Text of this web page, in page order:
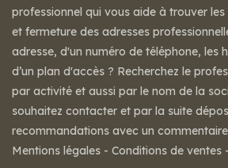
professionnel qui vous aide à trouver les
et fermeture des adresses
adresse, d'un numéro de téléphone, les
d’un plan d'accès ? Recherchez le
par activité et aussi par le nom de la
souhaitez contacter et par la suite
recommandations avec un
Mentions légales - Conditions de ventes -